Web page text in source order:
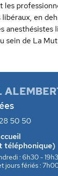
les
en
anesthésistes
sein de La
50 50
téléphonique)
: 6h30 -
jours fériés :